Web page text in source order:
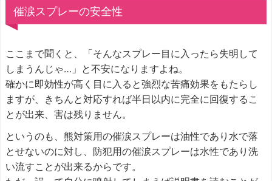
催涙スプレーの安全性
ここまで聞くと、「そんなスプレー目に入ったら失明して
しまうんじゃ…」と不安になりますよね。
確かに即効性が高く目に入ると強烈な苦痛効果をもたらし
ますが、きちんと対応すれば半日以内に完全に回復するこ
とが出来、害は残りません。
というのも、熊対策用の催涙スプレーは油性であり水で落
とせないのに対し、防犯用の催涙スプレーは水性であり洗
い流すことが出来るからです。